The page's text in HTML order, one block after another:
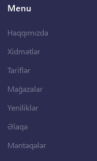
Menu
Haqqımızda
Xidmətlər
Tariflər
Mağazalar
Yeniliklər
Əlaqə
Məntəqələr